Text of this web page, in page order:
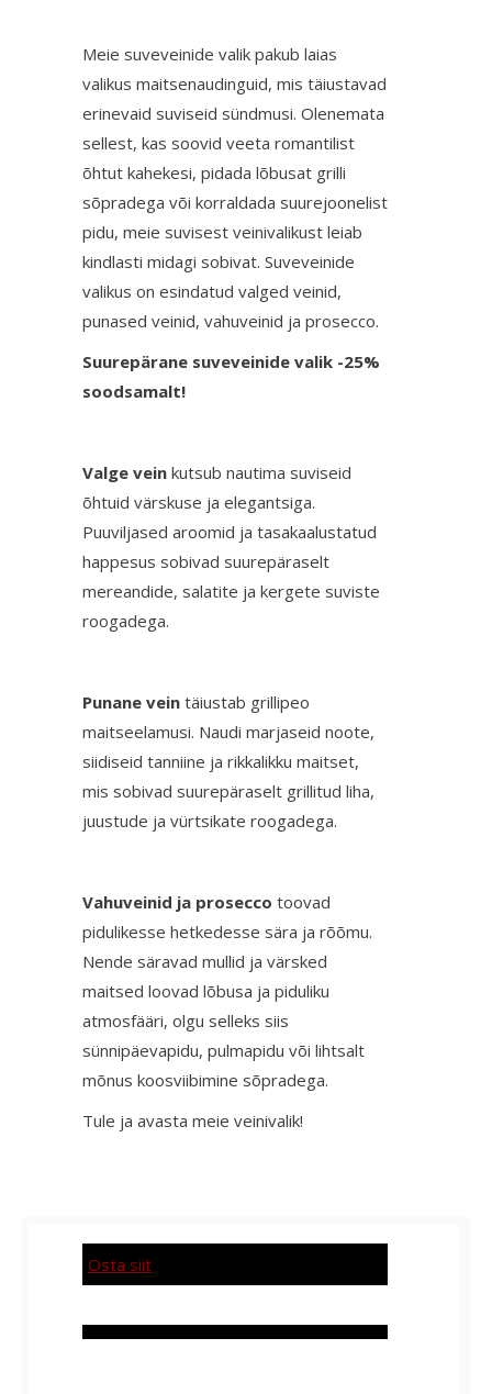
Meie suveveinide valik pakub laias
valikus maitsenaudinguid, mis täiustavad
erinevaid suviseid sündmusi. Olenemata
sellest, kas soovid veeta romantilist
õhtut kahekesi, pidada lõbusat grilli
sõpradega või korraldada suurejoonelist
pidu, meie suvisest veinivalikust leiab
kindlasti midagi sobivat. Suveveinide
valikus on esindatud valged veinid,
punased veinid, vahuveinid ja prosecco.
Suurepärane suveveinide valik -25%
soodsamalt!
Valge vein kutsub nautima suviseid
õhtuid värskuse ja elegantsiga.
Puuviljased aroomid ja tasakaalustatud
happesus sobivad suurepäraselt
mereandide, salatite ja kergete suviste
roogadega.
Punane vein täiustab grillipeo
maitseelamusi. Naudi marjaseid noote,
siidiseid tanniine ja rikkalikku maitset,
mis sobivad suurepäraselt grillitud liha,
juustude ja vürtsikate roogadega.
Vahuveinid ja prosecco toovad
pidulikesse hetkedesse sära ja rõõmu.
Nende säravad mullid ja värsked
maitsed loovad lõbusa ja piduliku
atmosfääri, olgu selleks siis
sünnipäevapidu, pulmapidu või lihtsalt
mõnus koosviibimine sõpradega.
Tule ja avasta meie veinivalik!
Osta siit